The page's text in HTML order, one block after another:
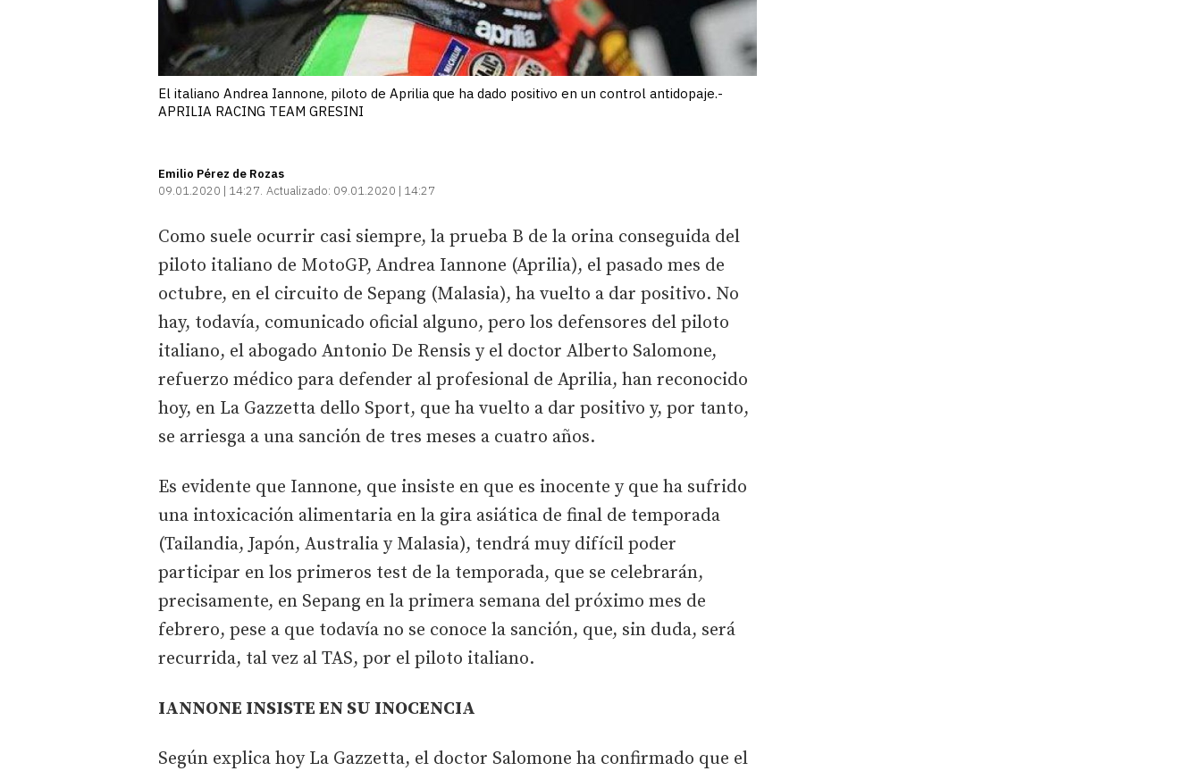
El italiano Andrea Iannone, piloto de Aprilia que ha dado positivo en un control antidopaje.-
APRILIA RACING TEAM GRESINI
Emilio Pérez de Rozas
09.01.2020 | 14:27 Actualizado: 09.01.2020 | 14:27
Como suele ocurrir casi siempre, la prueba B de la orina conseguida del
piloto italiano de MotoGP, Andrea Iannone (Aprilia), el pasado mes de
octubre, en el circuito de Sepang (Malasia), ha vuelto a dar positivo. No
hay, todavía, comunicado oficial alguno, pero los defensores del piloto
italiano, el abogado Antonio De Rensis y el doctor Alberto Salomone,
refuerzo médico para defender al profesional de Aprilia, han reconocido
hoy, en La Gazzetta dello Sport, que ha vuelto a dar positivo y, por tanto,
se arriesga a una sanción de tres meses a cuatro años.
Es evidente que Iannone, que insiste en que es inocente y que ha sufrido
una intoxicación alimentaria en la gira asiática de final de temporada
(Tailandia, Japón, Australia y Malasia), tendrá muy difícil poder
participar en los primeros test de la temporada, que se celebrarán,
precisamente, en Sepang en la primera semana del próximo mes de
febrero, pese a que todavía no se conoce la sanción, que, sin duda, será
recurrida, tal vez al TAS, por el piloto italiano.
IANNONE INSISTE EN SU INOCENCIA
Según explica hoy La Gazzetta, el doctor Salomone ha confirmado que el